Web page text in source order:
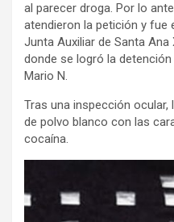
al parecer droga. Por lo
atendieron la petición y fue
Junta Auxiliar de Santa
donde se logró la
Mario N.
Tras una inspección
de polvo blanco con las
cocaína.